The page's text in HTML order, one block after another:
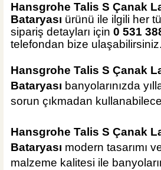
Hansgrohe Talis S Çanak
Bataryası ürünü ile ilgili her
sipariş detayları için 0 531
telefondan bize ulaşabilirsiniz.
Hansgrohe Talis S Çanak
Bataryası banyolarınızda
sorun çıkmadan
Hansgrohe Talis S Çanak
Bataryası modern tasarımı
malzeme kalitesi ile